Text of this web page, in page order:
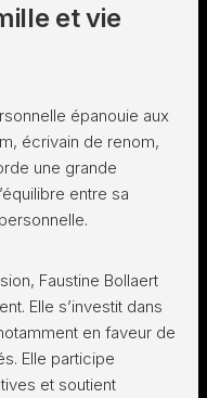
et vie
épanouie aux
écrivain de renom,
une grande
entre sa
Faustine Bollaert
Elle s’investit dans
en faveur de
Elle participe
et soutient